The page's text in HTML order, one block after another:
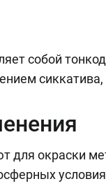
собой
окраски